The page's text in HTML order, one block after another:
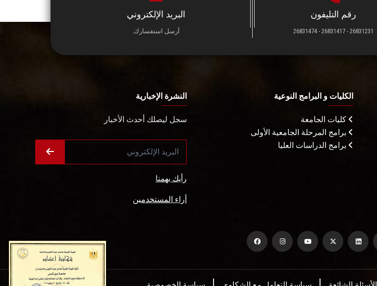
رقم التليفون
26831231 - 26831417 - 26831474
البريد الإلكتروني
أرسل استفسارك.
الكليات و البرامج النوعية
كليات الجامعة
برامج المرحلة الجامعية الأولى
برامج الدراسات العليا
النشرة الإخبارية
سجل ليصلك أحدث الأخبار
رأيك يهمنا
أراء المستخدمين